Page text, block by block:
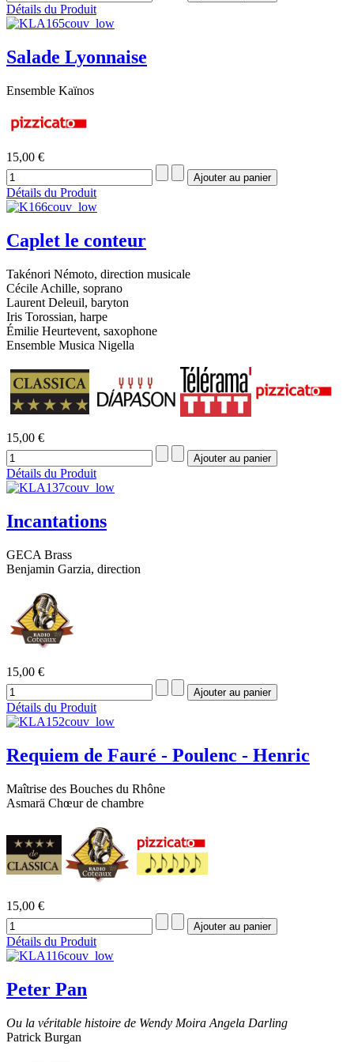
Détails du Produit
Salade Lyonnaise
Ensemble Kaïnos
15,00 €
Détails du Produit
Caplet le conteur
Takénori Némoto, direction musicale
Cécile Achille, soprano
Laurent Deleuil, baryton
Iris Torossian, harpe
Émilie Heurtevent, saxophone
Ensemble Musica Nigella
15,00 €
Détails du Produit
Incantations
GECA Brass
Benjamin Garzia, direction
15,00 €
Détails du Produit
Requiem de Fauré - Poulenc - Henric
Maîtrise des Bouches du Rhône
Asmarä Chœur de chambre
15,00 €
Détails du Produit
Peter Pan
Ou la véritable histoire de Wendy Moira Angela Darling
Patrick Burgan